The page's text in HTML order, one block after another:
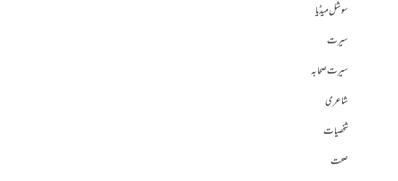
سوشل میڈیا
سیرت
سیرت صحابہ
شاعری
شخصیات
صحت